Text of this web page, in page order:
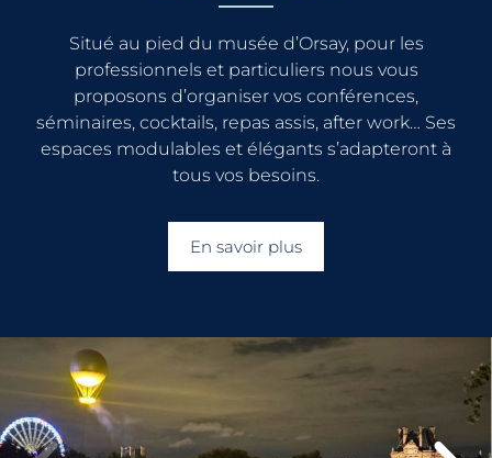
Situé au pied du musée d’Orsay, pour les
professionnels et particuliers nous vous
proposons d’organiser vos conférences,
séminaires, cocktails, repas assis, after work… Ses
espaces modulables et élégants s’adapteront à
tous vos besoins.
En savoir plus